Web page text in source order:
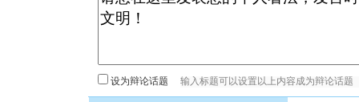
设为辩论话题